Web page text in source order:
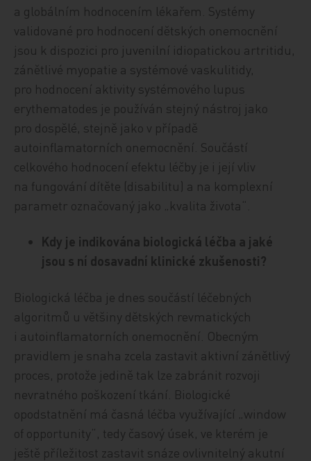
a globálním hodnocením lékařem. Systémy
validované pro hodnocení dětských onemocnění
jsou k dispozici pro juvenilní idiopatickou artritidu,
zánětlivé myopatie a systémové vaskulitidy,
pro hodnocení aktivity systémového lupus
erythematodes je používán stejný nástroj jako
pro dospělé, stejně jako v případě
autoinflamatorních onemocnění. Součástí
celkového hodnocení efektu léčby je i její vliv
na fungování dítěte (disabilitu) a na komplexní
parametr označovaný jako „kvalita života“.
Kdy je indikována biologická léčba a jaké
jsou s ní dosavadní klinické zkušenosti?
Biologická léčba je dnes součástí léčebných
algoritmů u většiny dětských revmatických
i autoinflamatorních onemocnění. Obecným
pravidlem je snaha zcela zastavit aktivní zánětlivý
proces, protože jedině tak lze zabránit rozvoji
nevratného poškození tkání. Biologické
opodstatnění má časná léčba využívající „window
of opportunity“, tedy časový úsek, ve kterém je
ještě příležitost zastavit snáze ovlivnitelný akutní